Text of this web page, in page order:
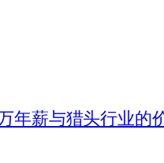
年薪与猎头行业的